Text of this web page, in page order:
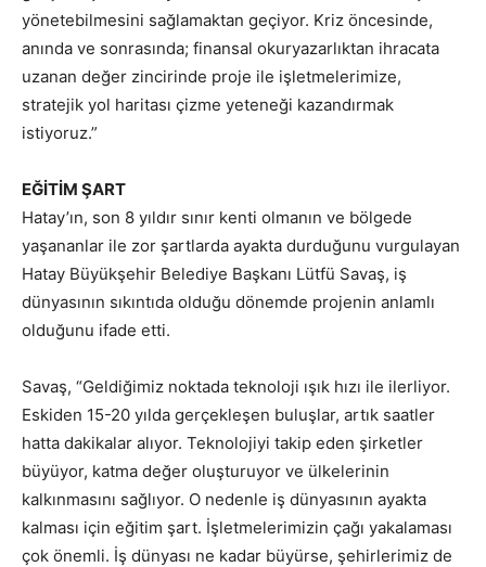
yönetebilmesini sağlamaktan geçiyor. Kriz öncesinde,
anında ve sonrasında; finansal okuryazarlıktan ihracata
uzanan değer zincirinde proje ile işletmelerimize,
stratejik yol haritası çizme yeteneği kazandırmak
istiyoruz.”
EĞİTİM ŞART
Hatay’ın, son 8 yıldır sınır kenti olmanın ve bölgede
yaşananlar ile zor şartlarda ayakta durduğunu vurgulayan
Hatay Büyükşehir Belediye Başkanı Lütfü Savaş, iş
dünyasının sıkıntıda olduğu dönemde projenin anlamlı
olduğunu ifade etti.
Savaş, “Geldiğimiz noktada teknoloji ışık hızı ile ilerliyor.
Eskiden 15-20 yılda gerçekleşen buluşlar, artık saatler
hatta dakikalar alıyor. Teknolojiyi takip eden şirketler
büyüyor, katma değer oluşturuyor ve ülkelerinin
kalkınmasını sağlıyor. O nedenle iş dünyasının ayakta
kalması için eğitim şart. İşletmelerimizin çağı yakalaması
çok önemli. İş dünyası ne kadar büyürse, şehirlerimiz de